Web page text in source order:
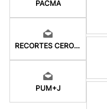
PACMA
RECORTES CERO-GV
PUM+J